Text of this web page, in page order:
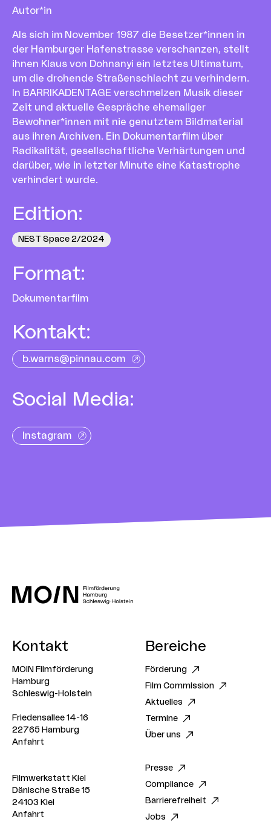
Autor*in
Als sich im November 1987 die Besetzer*innen in
der Hamburger Hafenstrasse verschanzen, stellt
ihnen Klaus von Dohnanyi ein letztes Ultimatum,
um die drohende Straßenschlacht zu verhindern.
In BARRIKADENTAGE verschmelzen Musik dieser
Zeit und aktuelle Gespräche ehemaliger
Bewohner*innen mit nie genutztem Bildmaterial
aus ihren Archiven. Ein Dokumentarfilm über
Radikalität, gesellschaftliche Verhärtungen und
darüber, wie in letzter Minute eine Katastrophe
verhindert wurde.
Edition:
NEST Space 2/2024
Format:
Dokumentarfilm
Kontakt:
b.warns@pinnau.com
Social Media:
Instagram
Kontakt
MOIN Filmförderung
Hamburg
Schleswig-Holstein
Friedensallee 14-16
22765 Hamburg
Anfahrt
Filmwerkstatt Kiel
Dänische Straße 15
24103 Kiel
Anfahrt
Bereiche
Förderung
Film Commission
Aktuelles
Termine
Über uns
Presse
Compliance
Barrierefreiheit
Jobs